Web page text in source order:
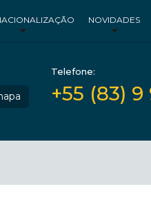
NOVIDADES
Telefone:
+55 (83)